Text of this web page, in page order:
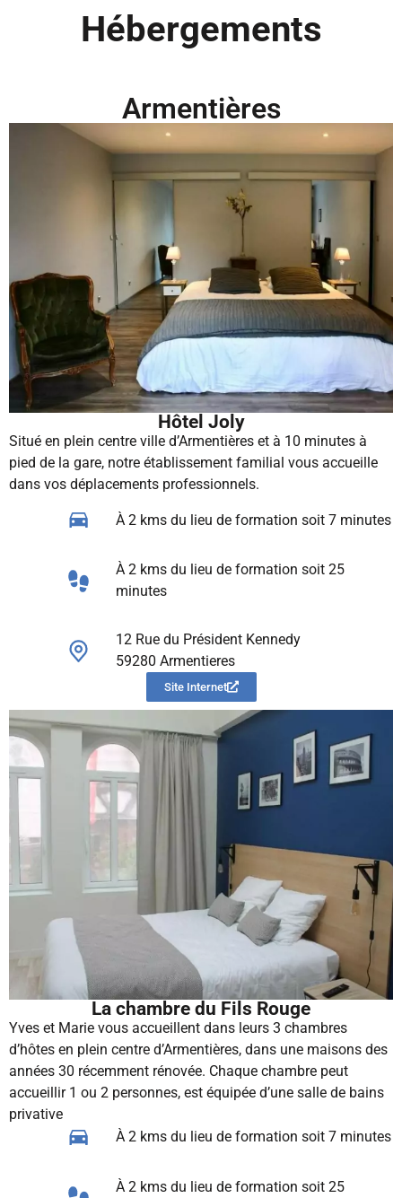
Hébergements
Armentières
Hôtel Joly
Situé en plein centre ville d’Armentières et à 10 minutes à
pied de la gare, notre établissement familial vous accueille
dans vos déplacements professionnels.
À 2 kms du lieu de formation​ soit 7 minutes
À 2 kms du lieu de formation​ soit 25
minutes
12 Rue du Président Kennedy
59280 Armentieres
Site Internet
La chambre du Fils Rouge
Yves et Marie vous accueillent dans leurs 3 chambres
d’hôtes en plein centre d’Armentières, dans une maisons des
années 30 récemment rénovée. Chaque chambre peut
accueillir 1 ou 2 personnes, est équipée d’une salle de bains
privative
À 2 kms du lieu de formation​ soit 7 minutes
À 2 kms du lieu de formation​ soit 25